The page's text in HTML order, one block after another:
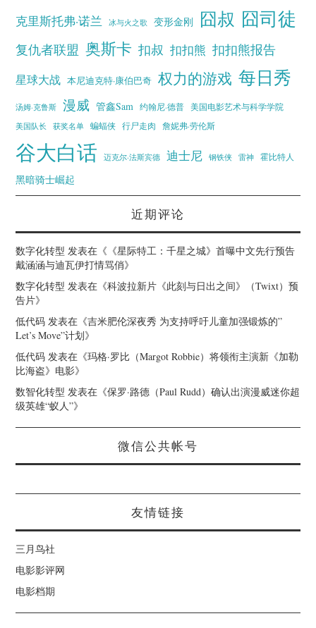
克里斯托弗·诺兰 冰与火之歌 变形金刚 囧叔 囧司徒
复仇者联盟 奥斯卡 扣叔 扣扣熊 扣扣熊报告
星球大战 本尼迪克特·康伯巴奇 权力的游戏 每日秀
汤姆·克鲁斯 漫威 管鑫Sam 约翰尼·德普
美国电影艺术与科学学院
美国队长
获奖名单 蝙蝠侠 行尸走肉 詹妮弗·劳伦斯
谷大白话 迈克尔·法斯宾德 迪士尼 钢铁侠 雷神 霍比特人
黑暗骑士崛起
近期评论
数字化转型 发表在《 《星际特工：千星之城》首曝中文先行预告
戴涵涵与迪瓦伊打情骂俏》
数字化转型 发表在《科波拉新片《此刻与日出之间》（Twixt）预
告片》
低代码 发表在《吉米肥伦深夜秀 为支持呼吁儿童加强锻炼的”
Let’s Move”计划》
低代码 发表在《玛格·罗比（Margot Robbie）将领衔主演新《加勒
比海盗》电影》
数智化转型 发表在《保罗·路德（Paul Rudd）确认出演漫威迷你超
级英雄“蚁人”》
微信公共帐号
友情链接
三月鸟社
电影影评网
电影档期